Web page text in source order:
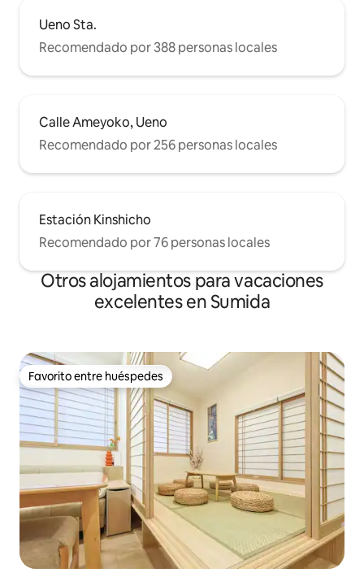
Ueno Sta.
Recomendado por 388 personas locales
Calle Ameyoko, Ueno
Recomendado por 256 personas locales
Estación Kinshicho
Recomendado por 76 personas locales
Otros alojamientos para vacaciones
excelentes en Sumida
Favorito entre huéspedes
Favorito entre huéspedes